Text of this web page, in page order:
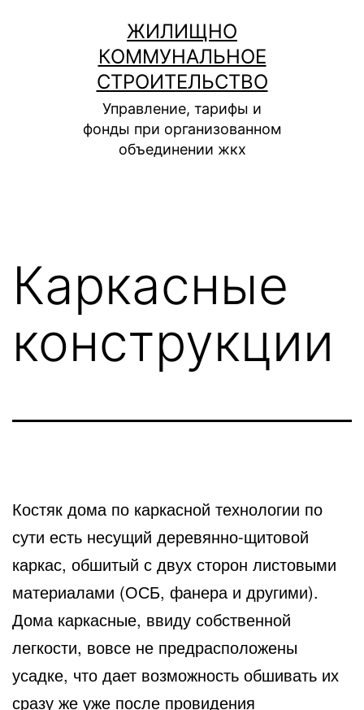
содержимому
ЖИЛИЩНО
КОММУНАЛЬНОЕ
СТРОИТЕЛЬСТВО
Управление, тарифы и
фонды при организованном
объединении жкх
Каркасные
конструкции
Костяк дома по каркасной технологии по
сути есть несущий деревянно-щитовой
каркас, обшитый с двух сторон листовыми
материалами (ОСБ, фанера и другими).
Дома каркасные, ввиду собственной
легкости, вовсе не предрасположены
усадке, что дает возможность обшивать их
сразу же уже после провидения